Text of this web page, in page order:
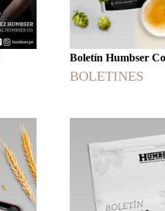
Boletín Humbser
BOLETINES